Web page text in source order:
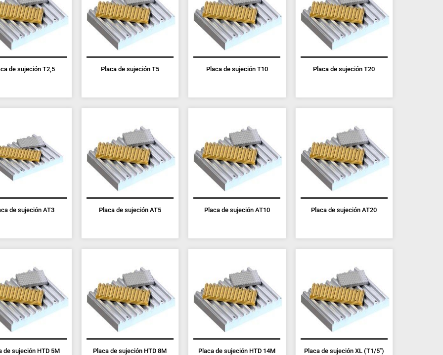
de sujeción T2,5 Placa de sujeción T5 Placa de sujeción T10 Placa de sujeción T20
de sujeción AT3 Placa de sujeción AT5 Placa de sujeción AT10 Placa de sujeción AT20
de sujeción HTD 5M Placa de sujeción HTD 8M Placa de sujeción HTD 14M Placa de sujeción XL (T1/5")